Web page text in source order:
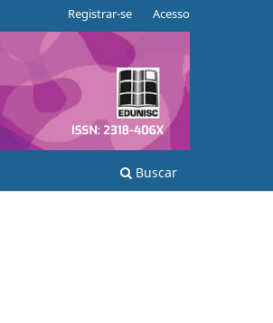
Buscar
Registrar-se Acesso